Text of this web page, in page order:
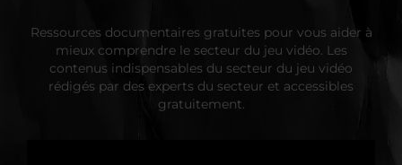
Ressources documentaires gratuites pour vous aider à
mieux comprendre le secteur du jeu vidéo. Les
contenus indispensables du secteur du jeu vidéo
rédigés par des experts du secteur et accessibles
gratuitement.